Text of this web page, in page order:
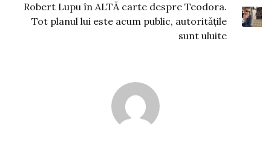
Robert Lupu în ALTĂ carte despre Teodora.
Tot planul lui este acum public, autoritățile
sunt uluite